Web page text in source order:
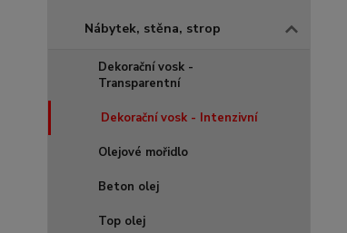
Nábytek, stěna, strop
Dekorační vosk -
Transparentní
Dekorační vosk - Intenzivní
Olejové mořidlo
Beton olej
Top olej